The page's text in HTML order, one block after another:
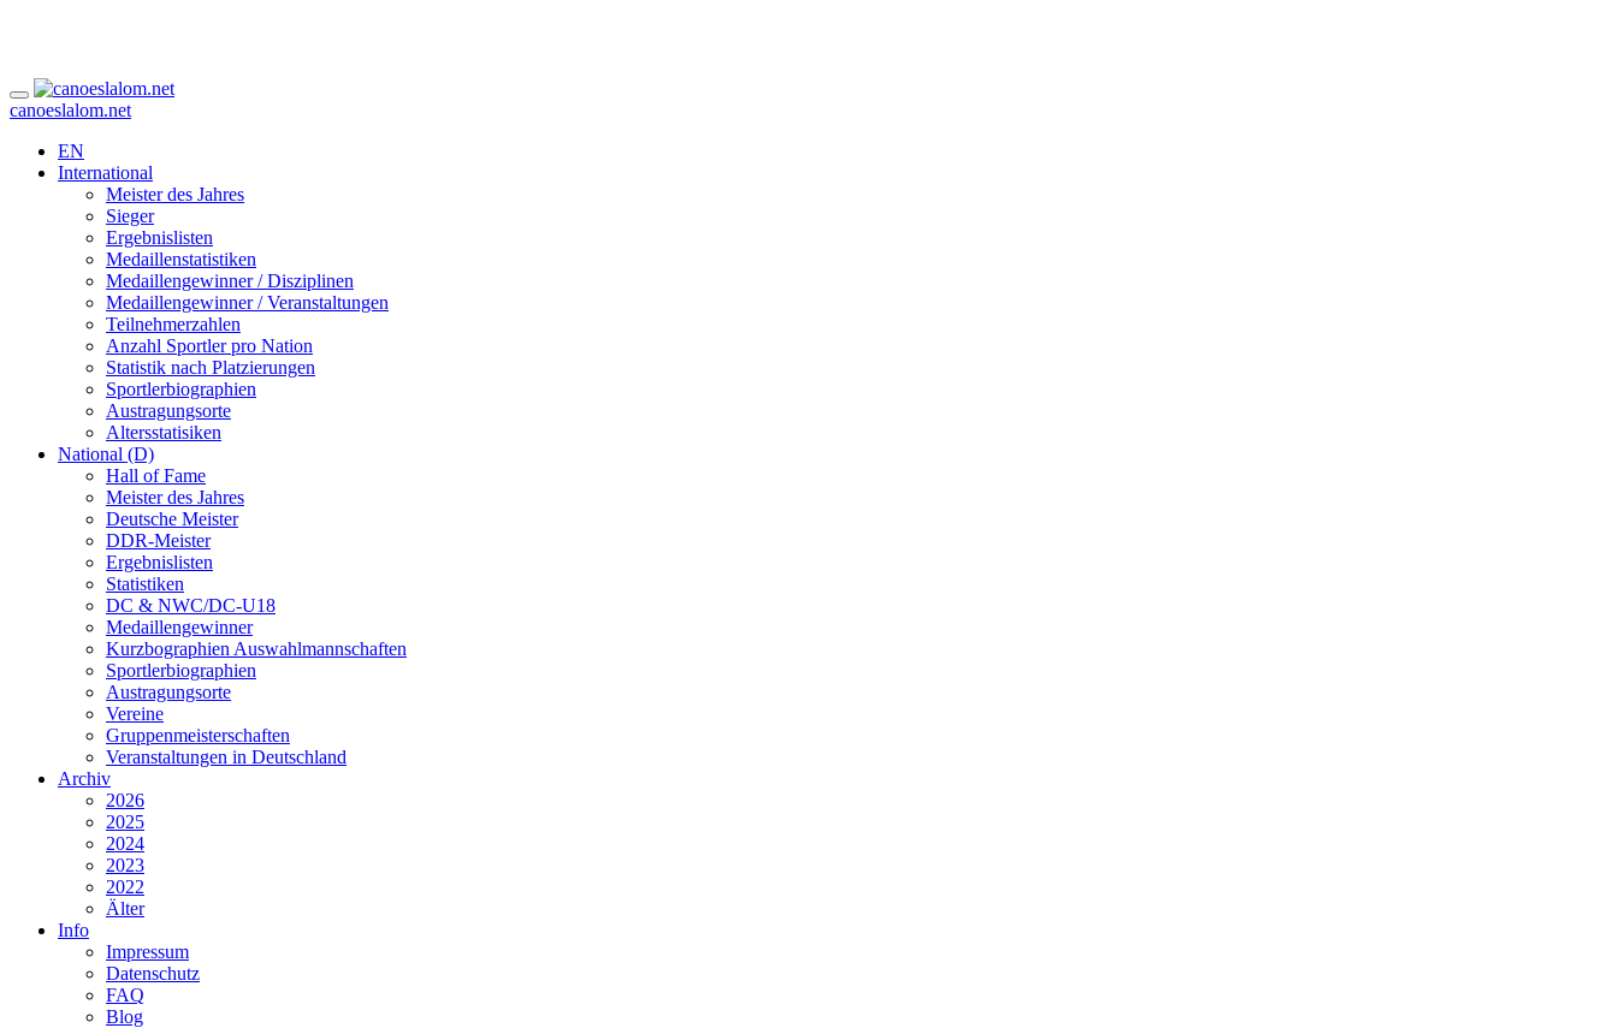
canoeslalom.net
EN
International
Meister des Jahres
Sieger
Ergebnislisten
Medaillenstatistiken
Medaillengewinner / Disziplinen
Medaillengewinner / Veranstaltungen
Teilnehmerzahlen
Anzahl Sportler pro Nation
Statistik nach Platzierungen
Sportlerbiographien
Austragungsorte
Altersstatisiken
National (D)
Hall of Fame
Meister des Jahres
Deutsche Meister
DDR-Meister
Ergebnislisten
Statistiken
DC & NWC/DC-U18
Medaillengewinner
Kurzbographien Auswahlmannschaften
Sportlerbiographien
Austragungsorte
Vereine
Gruppenmeisterschaften
Veranstaltungen in Deutschland
Archiv
2026
2025
2024
2023
2022
Älter
Info
Impressum
Datenschutz
FAQ
Blog